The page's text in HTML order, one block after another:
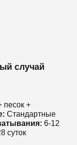
случай
песок +
Стандартные
6-12
суток